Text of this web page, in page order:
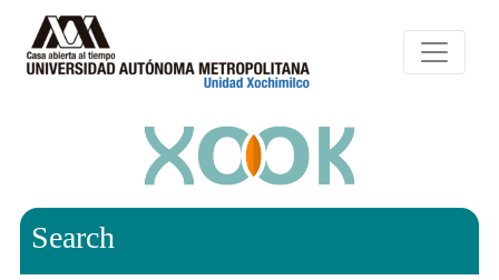
Search